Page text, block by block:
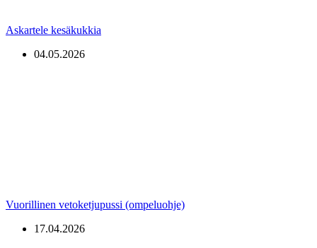
Askartele kesäkukkia
04.05.2026
Vuorillinen vetoketjupussi (ompeluohje)
17.04.2026